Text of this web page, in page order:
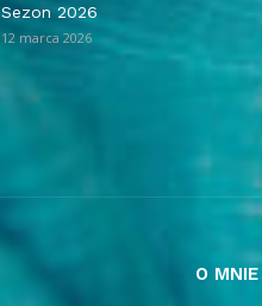
Sezon 2026
12 marca 2026
O MNIE